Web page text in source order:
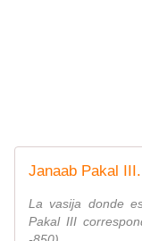
Janaab Pakal
La vasija donde
Pakal III